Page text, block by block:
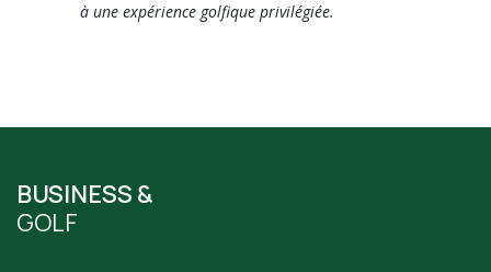
à une expérience golfique privilégiée.
BUSINESS &
GOLF